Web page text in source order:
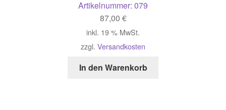
Artikelnummer: 079
87,00 €
inkl. 19 % MwSt.
zzgl. Versandkosten
In den Warenkorb